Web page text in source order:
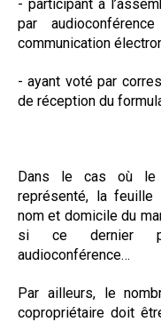
- participant à
par
communication
- ayant voté par
de réception du
Dans le cas où le
représenté, la
nom et domicile du
si ce dernier
audioconférence…
Par ailleurs, le
copropriétaire doit